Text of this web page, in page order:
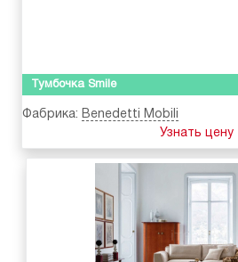
Тумбочка Smile
Фабрика: Benedetti Mobili
Узнать цену